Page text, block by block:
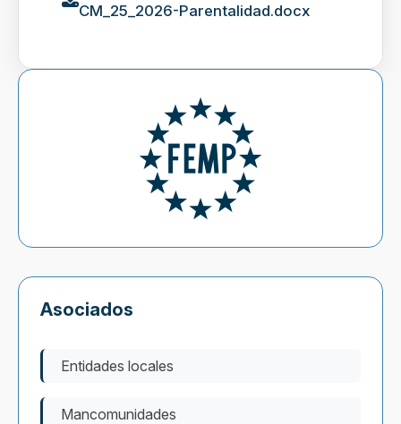
CM_25_2026-Parentalidad.docx
Asociados
Entidades locales
Mancomunidades